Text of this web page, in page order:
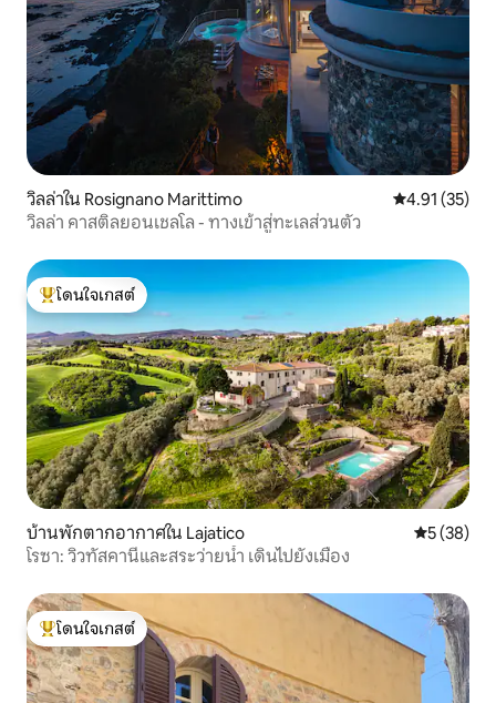
วิลล่าใน Rosignano Marittimo คะแนนเฉลี่ย
4.91 (35)
วิลล่า คาสติลยอนเชลโล - ทางเข้าสู่ทะเลส่วนตัว
โดนใจเกสต์ที่สุด
โดนใจเกสต์
บ้านพักตากอากาศใน Lajatico คะแนนเฉลี่
5 (38)
โรซา: วิวทัสคานีและสระว่ายน้ำ เดินไปยังเมือง
โดนใจเกสต์ที่สุด
โดนใจเกสต์